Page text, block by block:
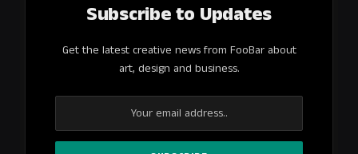
Subscribe to Updates
Get the latest creative news from FooBar about
art, design and business.